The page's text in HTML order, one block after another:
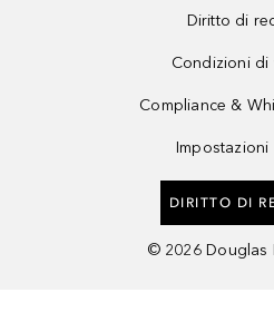
Diritto di
Condizioni di
Compliance &
Impostazioni
DIRITTO DI
© 2026 Douglas